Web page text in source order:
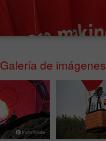
Galería de imágenes